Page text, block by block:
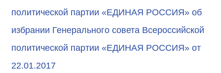
политической партии «ЕДИНАЯ РОССИЯ» об
избрании Генерального совета Всероссийской
политической партии «ЕДИНАЯ РОССИЯ» от
22.01.2017